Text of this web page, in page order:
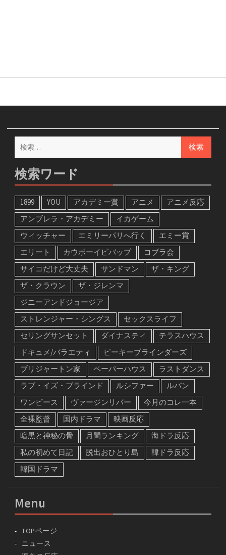
検
索:
検索ワード
1899 YOU アカデミー賞 アニメ
アニメ反応
アンブレラ・アカデミー
イカゲーム
ウィッチャー
エミリーパリへ行く
エミー賞
エリート
カウボーイビバップ
コブラ会
サイコだけど大丈夫
サンドマン
ザ・キング
ザ・クラウン
ザ・ジレンマ
ジニーアンドジョージア
ストレンジャー・シングス
セックスライフ
セリングサンセット
ダイナスティ
テラスハウス
ドキュメ/バラエティ
ピーキーブラインダーズ
ブリジャートン家
ペーパーハウス
ラストダンス
ラブ・イズ・ブラインド
ルシファー
ルパン
ワンピース
ヴァージンリバー
今月のコレ一本
全裸監督
国内ドラマ
映画反応
暗黒と神秘の骨
月間ランキング
海ドラ反応
私の初めて日記
脱出おひとり島
韓ドラ反応
韓国ドラマ
Menu
TOPページ
ニュース